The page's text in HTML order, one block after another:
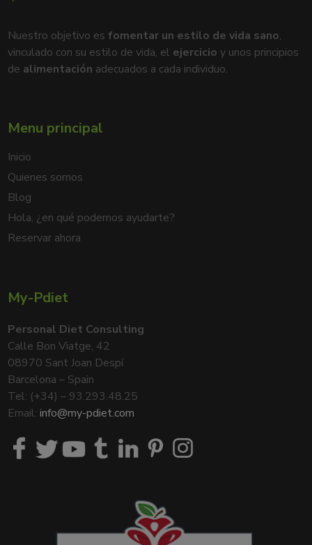
Nuestro objetivo esfomentar un estilo de vida sano,
vinculado con su estilo de vida, el ejercicio y unos principios
de alimentación adecuados a cada individuo.
Menu principal
Inicio
Quienes somos
Blog
Hola, ¿en qué podemos ayudarte?
Reservar ahora
My-Pdiet
Personal Diet Consulting
Calle Bon Viatge, 42
08970 Sant Joan Despí
Barcelona – Spain
Tel: (+34) – 93.293.48.25
Email:info@my-pdiet.com